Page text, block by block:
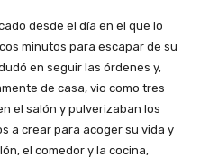
desde el día en el que lo
minutos para escapar de su
en seguir las órdenes y,
de casa, vio como tres
el salón y pulverizaban los
a crear para acoger su vida y
el comedor y la cocina,